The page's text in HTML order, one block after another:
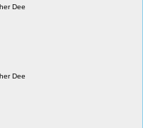
Dee
Dee